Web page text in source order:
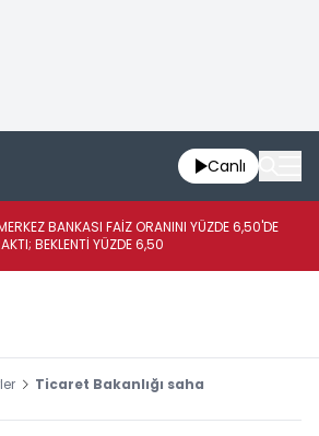
Canlı
BANKASI FAİZ ORANINI YÜZDE 6,50'DE
BEKLENTİ YÜZDE 6,50
Ticaret Bakanlığı saha